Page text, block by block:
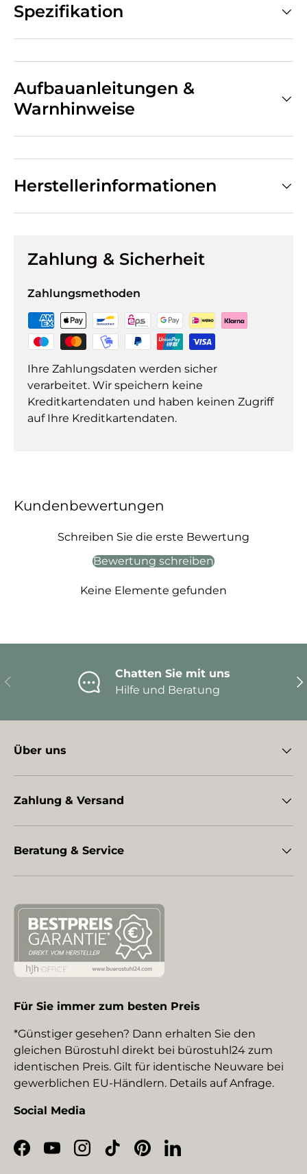
Spezifikation
Aufbauanleitungen &
Warnhinweise
Herstellerinformationen
Zahlung & Sicherheit
Zahlungsmethoden
Ihre Zahlungsdaten werden sicher
verarbeitet. Wir speichern keine
Kreditkartendaten und haben keinen Zugriff
auf Ihre Kreditkartendaten.
Kundenbewertungen
Schreiben Sie die erste Bewertung
Bewertung schreiben
Keine Elemente gefunden
Vorherige
Chatten Sie mit uns
Hilfe und Beratung
Über uns
Zahlung & Versand
Beratung & Service
Für Sie immer zum besten Preis
*Günstiger gesehen? Dann erhalten Sie den
gleichen Bürostuhl direkt bei bürostuhl24 zum
identischen Preis. Gilt für identische Neuware bei
gewerblichen EU-Händlern. Details auf Anfrage.
Social Media
Facebook
YouTubeInstagram
TikTokPinterestLinkedIn